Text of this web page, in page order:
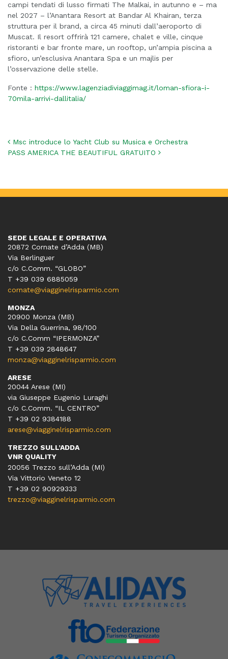
campi tendati di lusso firmati The Malkai, in autunno e – ma
nel 2027 – l’Anantara Resort at Bandar Al Khairan, terza
struttura per il brand, a circa 45 minuti dall’aeroporto di
Muscat. Il resort offrirà 121 camere, chalet e ville, cinque
ristoranti e bar fronte mare, un rooftop, un’ampia piscina a
sfioro, un’esclusiva Anantara Spa e un majlis per
l’osservazione delle stelle.
Fonte : https://www.lagenziadiviaggimag.it/loman-sfiora-i-
70mila-arrivi-dallitalia/
Navigazione articoli
Msc introduce lo Yacht Club su Musica e Orchestra
PASS AMERICA THE BEAUTIFUL GRATUITO
SEDE LEGALE E OPERATIVA
20872 Cornate d’Adda (MB)
Via Berlinguer
c/o C.Comm. “GLOBO”
T +39 039 6885059
cornate@viagginelrisparmio.com
MONZA
20900 Monza (MB)
Via Della Guerrina, 98/100
c/o C.Comm “IPERMONZA”
T +39 039 2848647
monza@viagginelrisparmio.com
ARESE
20044 Arese (MI)
via Giuseppe Eugenio Luraghi
c/o C.Comm. “IL CENTRO”
T +39 02 9384188
arese@viagginelrisparmio.com
TREZZO SULL’ADDA
VNR QUALITY
20056 Trezzo sull’Adda (MI)
Via Vittorio Veneto 12
T +39 02 90929333
trezzo@viagginelrisparmio.com